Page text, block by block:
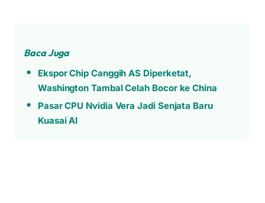
Baca Juga
Ekspor Chip Canggih AS Diperketat,
Washington Tambal Celah Bocor ke China
Pasar CPU Nvidia Vera Jadi Senjata Baru
Kuasai AI